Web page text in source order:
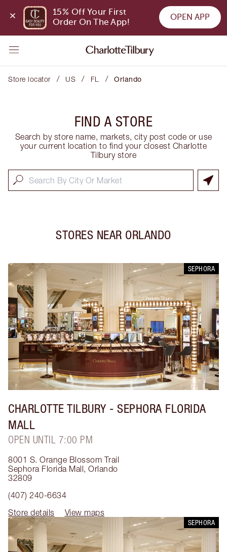
15% Off Your First
Order On The App!
OPEN APP
Store locator / US / FL / Orlando
FIND A STORE
Search by store name, markets, city post code or use
your current location to find your closest Charlotte
Tilbury store
STORES NEAR ORLANDO
SEPHORA
CHARLOTTE TILBURY - SEPHORA FLORIDA
MALL
OPEN UNTIL 7:00 PM
8001 S. Orange Blossom Trail
Sephora Florida Mall, Orlando
32809
(407) 240-6634
Store details
View maps
SEPHORA